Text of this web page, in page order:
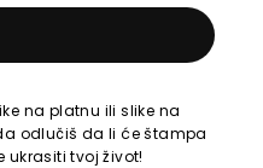
na platnu ili slike na
odlučiš da li će štampa
tvoj život!